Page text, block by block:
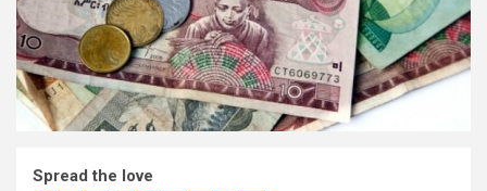
Spread the love